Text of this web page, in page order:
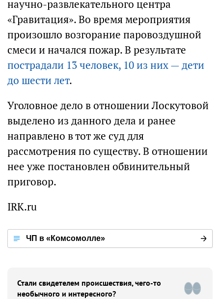
научно-развлекательного центра
«Гравитация». Во время мероприятия
произошло возгорание паровоздушной
смеси и начался пожар. В результате
пострадали 13 человек, 10 из них — дети
до шести лет.
Уголовное дело в отношении Лоскутовой
выделено из данного дела и ранее
направлено в тот же суд для
рассмотрения по существу. В отношении
нее уже постановлен обвинительный
приговор.
IRK.ru
ЧП в «Комсомолле»
Стали свидетелем происшествия, чего-то
необычного и интересного?